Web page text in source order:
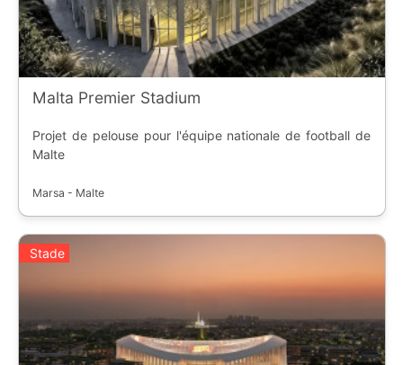
Malta Premier Stadium
Projet de pelouse pour l'équipe nationale de football de
Malte
Marsa - Malte
Stade